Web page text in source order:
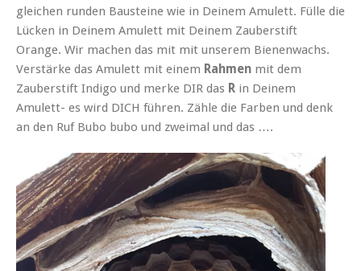
gleichen runden Bausteine wie in Deinem Amulett. Fülle die
Lücken in Deinem Amulett mit Deinem Zauberstift
Orange. Wir machen das mit mit unserem Bienenwachs.
Verstärke das Amulett mit einem Rahmen mit dem
Zauberstift Indigo und merke DIR das R in Deinem
Amulett- es wird DICH führen. Zähle die Farben und denk
an den Ruf Bubo bubo und zweimal und das ….